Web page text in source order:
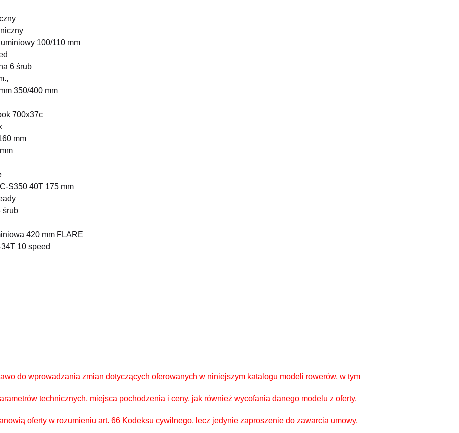
100/110 mm
6 śrub
350/400 mm
700x37c
mm
S350 40T 175 mm
śrub
420 mm FLARE
10 speed
do wprowadzania zmian dotyczących oferowanych w niniejszym katalogu modeli rowerów, w tym
technicznych, miejsca pochodzenia i ceny, jak również wycofania danego modelu z oferty.
oferty w rozumieniu art. 66 Kodeksu cywilnego, lecz jedynie zaproszenie do zawarcia umowy.